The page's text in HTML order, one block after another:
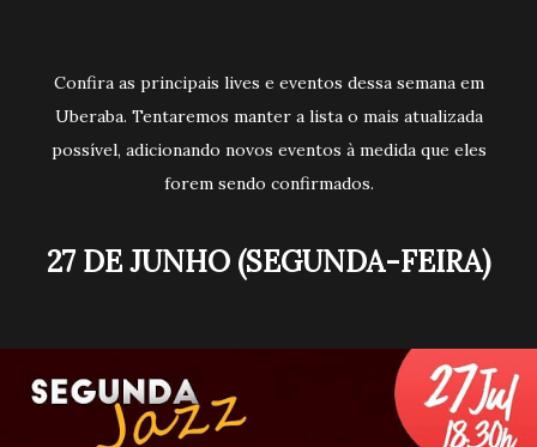
Confira as principais lives e eventos dessa semana em
Uberaba. Tentaremos manter a lista o mais atualizada
possível, adicionando novos eventos à medida que eles
forem sendo confirmados.
27 DE JUNHO (SEGUNDA-FEIRA)